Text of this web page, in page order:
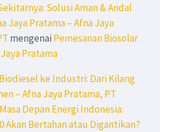
Solusi Aman & Andal
Jaya Pratama – Afna Jaya
mengenai Pemesanan Biosolar
Pratama
ke Industri: Dari Kilang
– Afna Jaya Pratama, PT
Masa Depan Energi Indonesia:
Akan Bertahan atau Digantikan?